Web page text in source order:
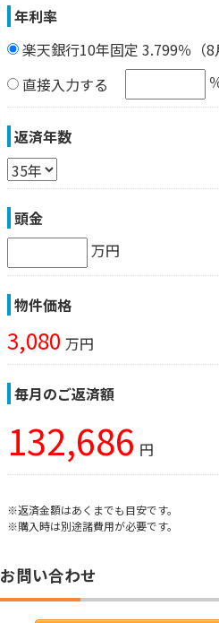
年利率
楽天銀行10年固定 3.799％（8
直接入力する
返済年数
頭金
万円
物件価格
3,080 万円
毎月のご返済額
132,686 円
※返済金額はあくまでも目安です。
※購入時は別途諸費用が必要です。
お問い合わせ